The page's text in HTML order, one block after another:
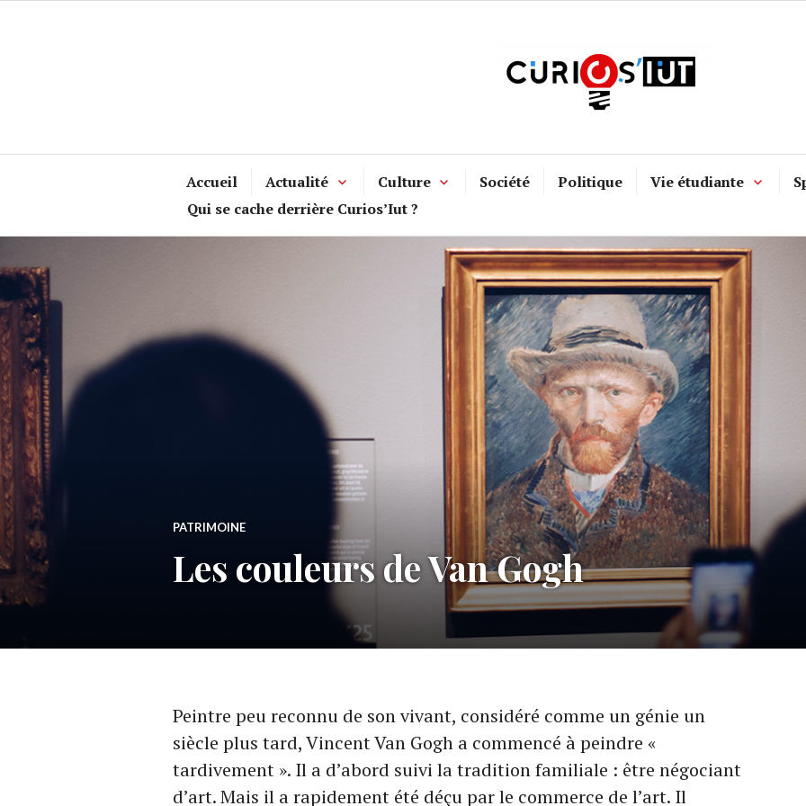
Accueil Actualité Culture Société Politique Vie étudiante
Qui se cache derrière Curios’Iut ?
PATRIMOINE
Les couleurs de Van Gogh
Peintre peu reconnu de son vivant, considéré comme un génie un
siècle plus tard, Vincent Van Gogh a commencé à peindre «
tardivement ». Il a d’abord suivi la tradition familiale : être négociant
d’art. Mais il a rapidement été déçu par le commerce de l’art. Il